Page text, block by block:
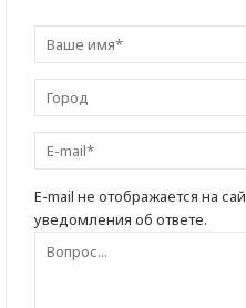
E-mail не отображается на
уведомления об ответе.